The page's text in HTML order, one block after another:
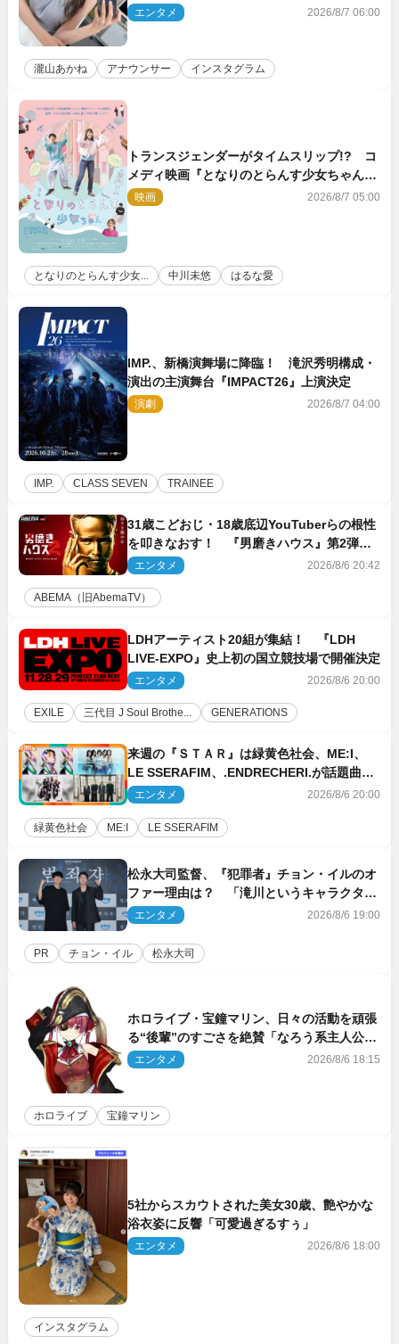
「品がありすぎる」
エンタメ 2026/8/7 06:00
瀧山あかね アナウンサー インスタグラム
トランスジェンダーがタイムスリップ!? コ
メディ映画『となりのとらんす少女ちゃん』
11.7公開決定
映画 2026/8/7 05:00
となりのとらんす少女... 中川未悠 はるな愛
IMP.、新橋演舞場に降臨！ 滝沢秀明構成・
演出の主演舞台『IMPACT26』上演決定
演劇 2026/8/7 04:00
IMP. CLASS SEVEN TRAINEE
31歳こどおじ・18歳底辺YouTuberらの根性
を叩きなおす！ 『男磨きハウス』第2弾コ
ーチ陣発表
エンタメ 2026/8/6 20:42
ABEMA（旧AbemaTV）
LDHアーティスト20組が集結！ 『LDH
LIVE‐EXPO』史上初の国立競技場で開催決定
エンタメ 2026/8/6 20:00
EXILE 三代目 J Soul Brothe... GENERATIONS
来週の『ＳＴＡＲ』は緑黄色社会、ME:I、
LE SSERAFIM、.ENDRECHERI.が話題曲を
パフォーマンス！
エンタメ 2026/8/6 20:00
緑黄色社会 ME:I LE SSERAFIM
松永大司監督、『犯罪者』チョン・イルのオ
ファー理由は？ 「滝川というキャラクター
に出会えたことは本当に運が良かった」
エンタメ 2026/8/6 19:00
PR チョン・イル 松永大司
ホロライブ・宝鐘マリン、日々の活動を頑張
る“後輩”のすごさを絶賛「なろう系主人公ま
である」
エンタメ 2026/8/6 18:15
ホロライブ 宝鐘マリン
5社からスカウトされた美女30歳、艶やかな
浴衣姿に反響「可愛過ぎるすぅ」
エンタメ 2026/8/6 18:00
インスタグラム